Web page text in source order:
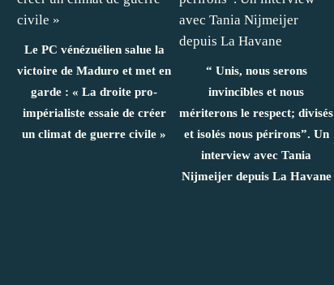
Le PC vénézuélien salue la
victoire de Maduro et met en
garde : « La droite pro-
impérialiste essaie de créer
un climat de guerre civile »
“ Unis, nous serons
invincibles et nous
mériterons le respect; divisés
et isolés nous périrons”. Un
interview avec Tania
Nijmeijer depuis La Havane